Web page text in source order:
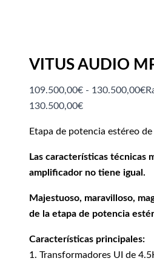
VITUS AUDIO
109.500,00€ - 130.500,00€
130.500,00€
Etapa de potencia estéreo de
Las características técnicas
amplificador no tiene igual.
Majestuoso, maravilloso,
de la etapa de potencia
Características principales:
1. Transformadores UI de